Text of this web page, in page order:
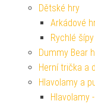
Dětské hry
Arkádové
Rychlé šípy
Dummy Bear
Herní trička a
Hlavolamy a
Hlavolamy